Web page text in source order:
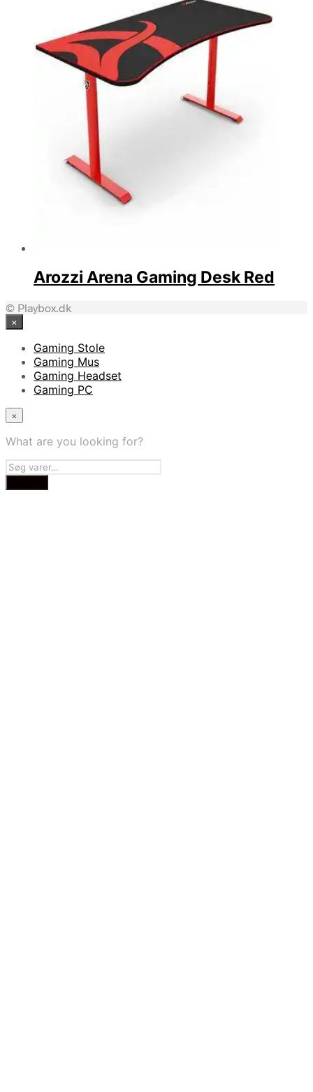
Arozzi Arena Gaming Desk Red
© Playbox.dk
×
Gaming Stole
Gaming Mus
Gaming Headset
Gaming PC
×
What are you looking for?